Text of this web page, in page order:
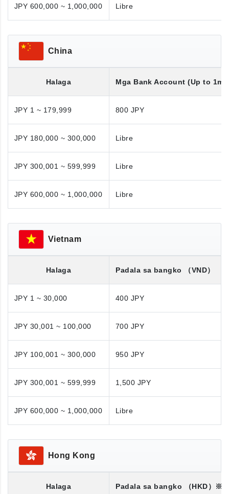
JPY 600,000 ~ 1,000,000 Libre
China
Halaga Mga Bank Account (Up to
JPY 1 ~ 179,999 800 JPY
JPY 180,000 ~ 300,000 Libre
JPY 300,001 ~ 599,999 Libre
JPY 600,000 ~ 1,000,000 Libre
Vietnam
Halaga Padala sa bangko （VND）
JPY 1 ~ 30,000 400 JPY
JPY 30,001 ~ 100,000 700 JPY
JPY 100,001 ~ 300,000 950 JPY
JPY 300,001 ~ 599,999 1,500 JPY
JPY 600,000 ~ 1,000,000 Libre
Hong Kong
Halaga Padala sa bangko （HKD）※